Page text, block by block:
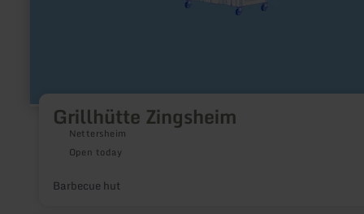
Grillhütte Zingsheim
Nettersheim
Open today
Barbecue hut